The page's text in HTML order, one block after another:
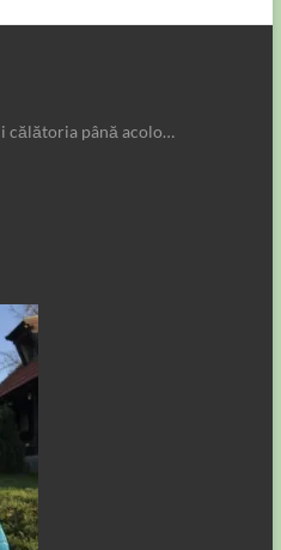
călătoria până acolo…